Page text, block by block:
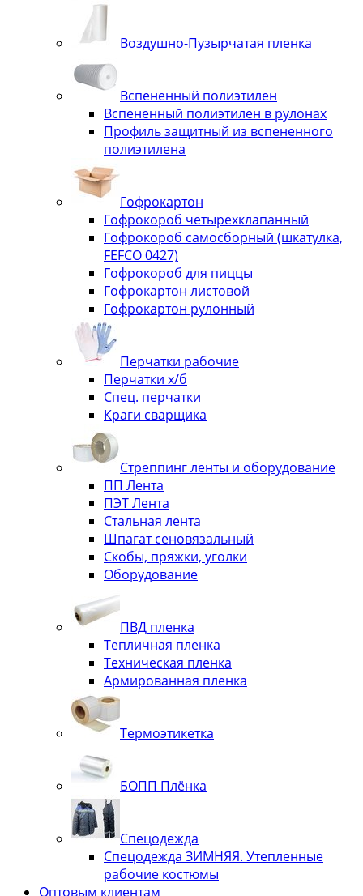
Воздушно-Пузырчатая пленка
Вспененный полиэтилен
Вспененный полиэтилен в рулонах
Профиль защитный из вспененного
полиэтилена
Гофрокартон
Гофрокороб четырехклапанный
Гофрокороб самосборный (шкатулка,
FEFCO 0427)
Гофрокороб для пиццы
Гофрокартон листовой
Гофрокартон рулонный
Перчатки рабочие
Перчатки х/б
Спец. перчатки
Краги сварщика
Стреппинг ленты и оборудование
ПП Лента
ПЭТ Лента
Стальная лента
Шпагат сеновязальный
Скобы, пряжки, уголки
Оборудование
ПВД пленка
Тепличная пленка
Техническая пленка
Армированная пленка
Термоэтикетка
БОПП Плёнка
Спецодежда
Спецодежда ЗИМНЯЯ. Утепленные
рабочие костюмы
Оптовым клиентам